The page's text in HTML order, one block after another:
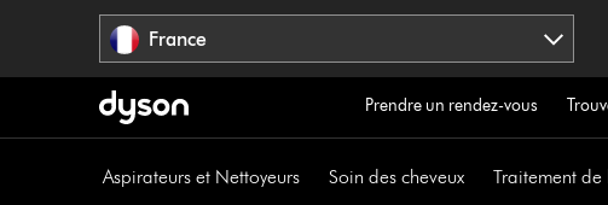
France
Prendre un rendez-vous
Aspirateurs et Nettoyeurs Soin des cheveux Traitement de